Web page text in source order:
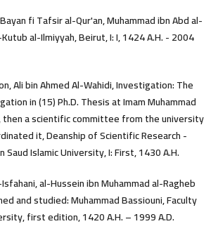
fi Tafsir al-Qur'an, Muhammad ibn Abd al-
al-Ilmiyyah, Beirut, I: I, 1424 A.H. - 2004
Ali bin Ahmed Al-Wahidi, Investigation: The
in (15) Ph.D. Thesis at Imam Muhammad
then a scientific committee from the university
it, Deanship of Scientific Research -
Saud Islamic University, I: First, 1430 A.H.
al-Hussein ibn Muhammad al-Ragheb
and studied: Muhammad Bassiouni, Faculty
first edition, 1420 A.H. – 1999 A.D.